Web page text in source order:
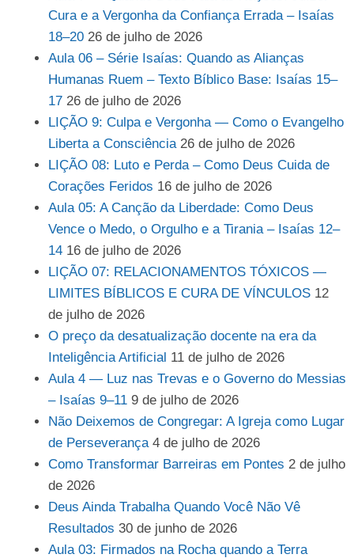
Cura e a Vergonha da Confiança Errada – Isaías
18–20 26 de julho de 2026
Aula 06 – Série Isaías: Quando as Alianças
Humanas Ruem – Texto Bíblico Base: Isaías 15–
17 26 de julho de 2026
LIÇÃO 9: Culpa e Vergonha — Como o Evangelho
Liberta a Consciência 26 de julho de 2026
LIÇÃO 08: Luto e Perda – Como Deus Cuida de
Corações Feridos 16 de julho de 2026
Aula 05: A Canção da Liberdade: Como Deus
Vence o Medo, o Orgulho e a Tirania – Isaías 12–
14 16 de julho de 2026
LIÇÃO 07: RELACIONAMENTOS TÓXICOS —
LIMITES BÍBLICOS E CURA DE VÍNCULOS 12
de julho de 2026
O preço da desatualização docente na era da
Inteligência Artificial 11 de julho de 2026
Aula 4 — Luz nas Trevas e o Governo do Messias
– Isaías 9–11 9 de julho de 2026
Não Deixemos de Congregar: A Igreja como Lugar
de Perseverança 4 de julho de 2026
Como Transformar Barreiras em Pontes 2 de julho
de 2026
Deus Ainda Trabalha Quando Você Não Vê
Resultados 30 de junho de 2026
Aula 03: Firmados na Rocha quando a Terra